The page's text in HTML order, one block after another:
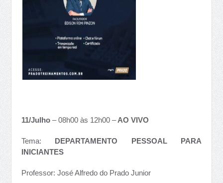
11/Julho– 08h00 às 12h00 –AO VIVO
Tema: DEPARTAMENTO PESSOAL PARA
INICIANTES
Professor: José Alfredo do Prado Junior